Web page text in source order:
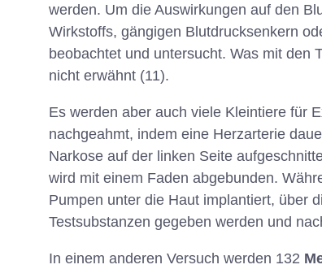
werden. Um die Auswirkungen auf den
Wirkstoffs, gängigen Blutdrucksenkern
beobachtet und untersucht. Was mit den
nicht erwähnt (11).
Es werden aber auch viele Kleintiere für
nachgeahmt, indem eine Herzarterie
Narkose auf der linken Seite
wird mit einem Faden abgebunden.
Pumpen unter die Haut implantiert, über
Testsubstanzen gegeben werden und
In einem anderen Versuch werden 132